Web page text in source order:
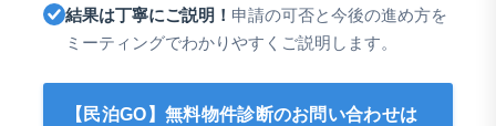
結果は丁寧にご説明！ 申請の可否と今後の進め方を
ミーティングでわかりやすくご説明します。
【民泊GO】無料物件診断のお問い合わせは